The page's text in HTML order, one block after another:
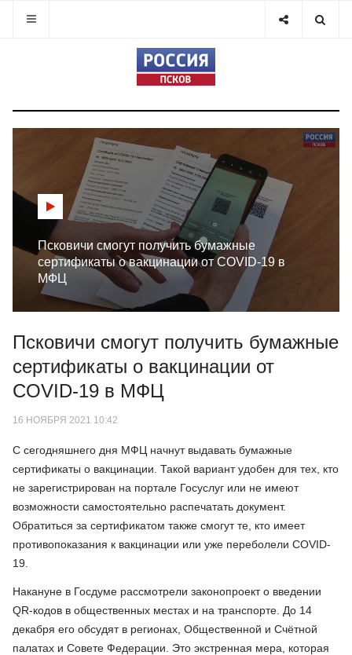
Псковичи смогут получить бумажные
сертификаты о вакцинации от COVID-19 в
МФЦ
Псковичи смогут получить бумажные
сертификаты о вакцинации от
COVID-19 в МФЦ
16 НОЯБРЯ 2021 10:42
С сегодняшнего дня МФЦ начнут выдавать бумажные
сертификаты о вакцинации. Такой вариант удобен для тех, кто
не зарегистрирован на портале Госуслуг или не имеют
возможности самостоятельно распечатать документ.
Обратиться за сертификатом также смогут те, кто имеет
противопоказания к вакцинации или уже переболели COVID-
19.
Накануне в Госдуме рассмотрели законопроект о введении
QR-кодов в общественных местах и на транспорте. До 14
декабря его обсудят в регионах, Общественной и Счётной
палатах и Совете Федерации. Это экстренная мера, которая